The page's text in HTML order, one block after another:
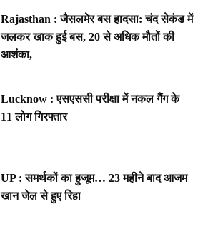
Rajasthan : जैसलमेर बस हादसा: चंद सेकंड में
जलकर खाक हुई बस, 20 से अधिक मौतों की
आशंका,
Lucknow : एसएससी परीक्षा में नकल गैंग के
11 लोग गिरफ्तार
UP : समर्थकों का हुजूम… 23 महीने बाद आजम
खान जेल से हुए रिहा